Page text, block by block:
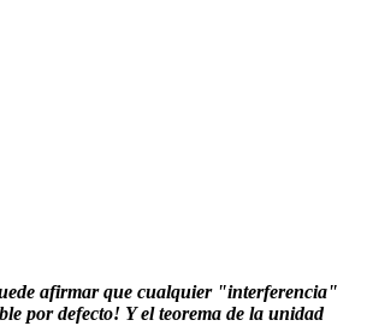
afirmar que cualquier "interferencia"
por defecto! Y el teorema de la unidad